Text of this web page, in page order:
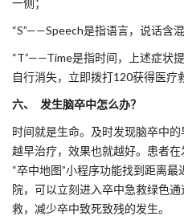
一侧；
“S”——Speech是指语言，说话含
“T”——Time是指时间，上述症状
自行消失，立即拨打120获得医疗
六、 发生脑卒中怎么办？
时间就是生命。及时发现脑卒中的
越早治疗，效果也就越好。患者
“卒中地图”小程序功能找到距离
院，可以立刻进入卒中急救绿色
救，减少卒中致死致残的发生。